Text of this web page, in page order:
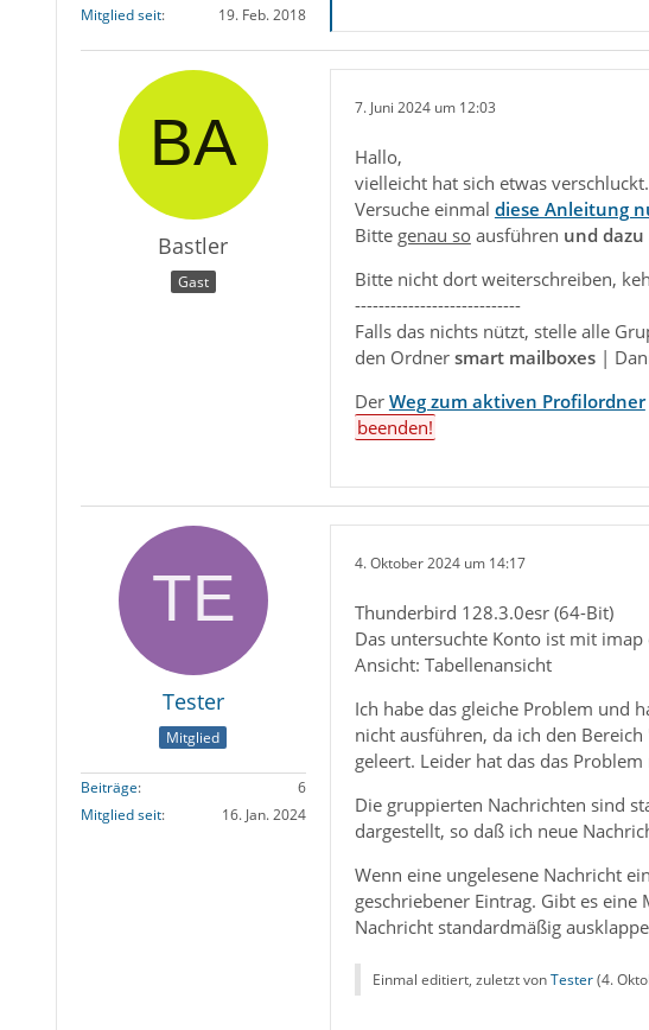
Mitglied seit
19. Feb. 2018
Bastler
Gast
7. Juni 2024 um 12:03
Hallo,
vielleicht hat sich etwas verschluckt.
Versuche einmal diese Anleitung
Bitte genau soausführen und
Bitte nicht dort weiterschreiben,
----------------------------
Falls das nichts nützt, stelle alle
den Ordner smart mailboxes|
Der Weg zum aktiven Profilordner
beenden!
Tester
Mitglied
Beiträge
6
Mitglied seit
16. Jan. 2024
4. Oktober 2024 um 14:17
Thunderbird 128.3.0esr (64-Bit)
Das untersuchte Konto ist mit
Ansicht: Tabellenansicht
Ich habe das gleiche Problem und
nicht ausführen, da ich den
geleert. Leider hat das das
Die gruppierten Nachrichten sind
dargestellt, so daß ich neue
Wenn eine ungelesene Nachricht
geschriebener Eintrag. Gibt es
Nachricht standardmäßig
Einmal editiert, zuletzt vonTester(4.